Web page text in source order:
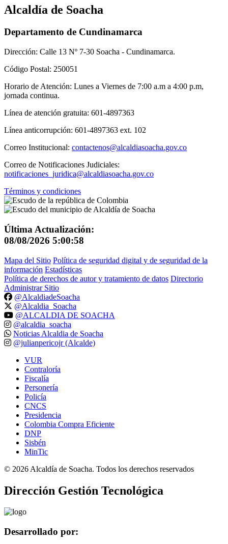
Alcaldía de Soacha
Departamento de Cundinamarca
Dirección: Calle 13 Nº 7-30 Soacha - Cundinamarca.
Código Postal: 250051
Horario de Atención: Lunes a Viernes de 7:00 a.m a 4:00 p.m,
jornada continua.
Línea de atención gratuita: 601-4897363
Línea anticorrupción: 601-4897363 ext. 102
Correo Institucional: contactenos@alcaldiasoacha.gov.co
Correo de Notificaciones Judiciales:
notificaciones_juridica@alcaldiasoacha.gov.co
Términos y condiciones
Última Actualización:
08/08/2026 5:00:58
Mapa del Sitio Política de seguridad digital y de seguridad de la
información Estadísticas
Política de derechos de autor y tratamiento de datos Directorio
Administrar Sitio
@AlcaldiadeSoacha
@Alcaldia_Soacha
@ALCALDIA DE SOACHA
@alcaldia_soacha
Noticias Alcaldia de Soacha
@julianpericojr (Alcalde)
VUR
Contraloría
Fiscalía
Personería
Policía
CNCS
Presidencia
Colombia Compra Eficiente
DNP
Sisbén
MinTic
© 2026 Alcaldía de Soacha. Todos los derechos reservados
Dirección Gestión Tecnológica
Desarrollado por: